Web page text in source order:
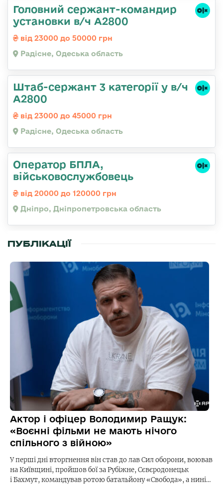
Головний сержант-командир
установки в/ч А2800
від 23000 до 50000 грн
Радісне, Одеська область
Штаб-сержант 3 категорії у в/ч
А2800
від 23000 до 45000 грн
Радісне, Одеська область
Оператор БПЛА,
військовослужбовець
від 20000 до 120000 грн
Дніпро, Дніпропетровська область
ПУБЛІКАЦІЇ
Актор і офіцер Володимир Ращук:
«Воєнні фільми не мають нічого
спільного з війною»
У перші дні вторгнення він став до лав Сил оборони, воював
на Київщині, пройшов бої за Рубіжне, Сєвєродонецьк
і Бахмут, командував ротою батальйону «Свобода», а нині…